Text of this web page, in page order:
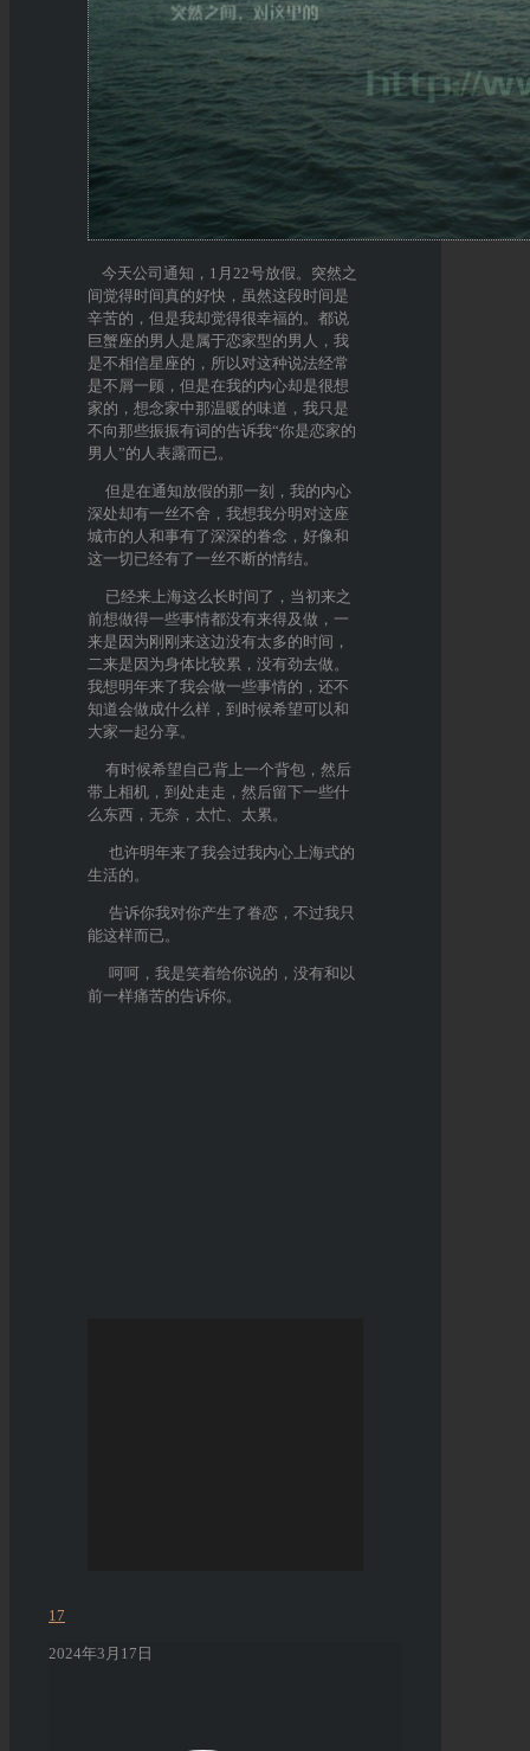
今天公司通知，1月22号放假。 突然之
间觉得时间真的好快，虽然这段时间是
辛苦的，但是我却觉得很幸福的。都说
巨蟹座的男人是属于恋家型的男人，我
是不相信星座的，所以对这种说法经常
是不屑一顾，但是在我的内心却是很想
家的，想念家中那温暖的味道，我只是
不向那些振振有词的告诉我“你是恋家的
男人”的人表露而已。
但是在通知放假的那一刻，我的内心
深处却有一丝不舍，我想我分明对这座
城市的人和事有了深深的眷念，好像和
这一切已经有了一丝不断的情结。
已经来上海这么长时间了，当初来之
前想做得一些事情都没有来得及做，一
来是因为刚刚来这边没有太多的时间，
二来是因为身体比较累，没有劲去做。
我想明年来了我会做一些事情的，还不
知道会做成什么样，到时候希望可以和
大家一起分享。
有时候希望自己背上一个背包，然后
带上相机，到处走走，然后留下一些什
么东西，无奈，太忙、太累。
也许明年来了我会过我内心上海式的
生活的。
告诉你我对你产生了眷恋，不过我只
能这样而已。
呵呵，我是笑着给你说的，没有和以
前一样痛苦的告诉你。
17
2024年3月17日